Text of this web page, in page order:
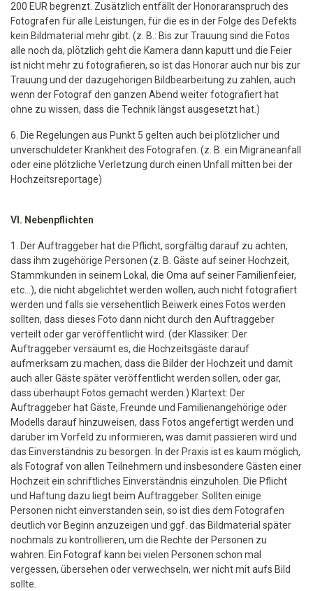
200 EUR begrenzt. Zusätzlich entfällt der Honoraranspruch des
Fotografen für alle Leistungen, für die es in der Folge des Defekts
kein Bildmaterial mehr gibt. (z. B.: Bis zur Trauung sind die Fotos
alle noch da, plötzlich geht die Kamera dann kaputt und die Feier
ist nicht mehr zu fotografieren, so ist das Honorar auch nur bis zur
Trauung und der dazugehörigen Bildbearbeitung zu zahlen, auch
wenn der Fotograf den ganzen Abend weiter fotografiert hat
ohne zu wissen, dass die Technik längst ausgesetzt hat.)
6. Die Regelungen aus Punkt 5 gelten auch bei plötzlicher und
unverschuldeter Krankheit des Fotografen. (z. B. ein Migräneanfall
oder eine plötzliche Verletzung durch einen Unfall mitten bei der
Hochzeitsreportage)
VI. Nebenpflichten
1. Der Auftraggeber hat die Pflicht, sorgfältig darauf zu achten,
dass ihm zugehörige Personen (z. B. Gäste auf seiner Hochzeit,
Stammkunden in seinem Lokal, die Oma auf seiner Familienfeier,
etc...), die nicht abgelichtet werden wollen, auch nicht fotografiert
werden und falls sie versehentlich Beiwerk eines Fotos werden
sollten, dass dieses Foto dann nicht durch den Auftraggeber
verteilt oder gar veröffentlicht wird. (der Klassiker: Der
Auftraggeber versäumt es, die Hochzeitsgäste darauf
aufmerksam zu machen, dass die Bilder der Hochzeit und damit
auch aller Gäste später veröffentlicht werden sollen, oder gar,
dass überhaupt Fotos gemacht werden.) Klartext: Der
Auftraggeber hat Gäste, Freunde und Familienangehörige oder
Modells darauf hinzuweisen, dass Fotos angefertigt werden und
darüber im Vorfeld zu informieren, was damit passieren wird und
das Einverständnis zu besorgen. In der Praxis ist es kaum möglich,
als Fotograf von allen Teilnehmern und insbesondere Gästen einer
Hochzeit ein schriftliches Einverständnis einzuholen. Die Pflicht
und Haftung dazu liegt beim Auftraggeber. Sollten einige
Personen nicht einverstanden sein, so ist dies dem Fotografen
deutlich vor Beginn anzuzeigen und ggf. das Bildmaterial später
nochmals zu kontrollieren, um die Rechte der Personen zu
wahren. Ein Fotograf kann bei vielen Personen schon mal
vergessen, übersehen oder verwechseln, wer nicht mit aufs Bild
sollte.